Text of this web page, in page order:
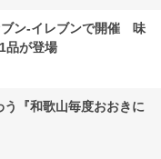
ブン-イレブンで開催 味
品が登場
『和歌山毎度おおきに